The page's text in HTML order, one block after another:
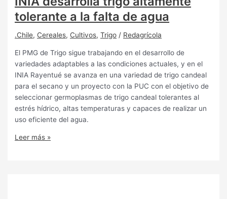
tolerante a la falta de agua
.Chile, Cereales, Cultivos,Trigo / Redagrícola
El PMG de Trigo sigue trabajando en el desarrollo de
variedades adaptables a las condiciones actuales, y en el
INIA Rayentué se avanza en una variedad de trigo candeal
para el secano y un proyecto con la PUC con el objetivo de
seleccionar germoplasmas de trigo candeal tolerantes al
estrés hídrico, altas temperaturas y capaces de realizar un
uso eficiente del agua.
Leer más »